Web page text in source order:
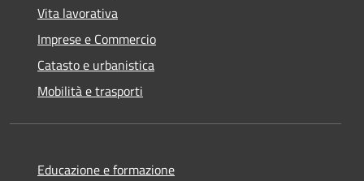
Vita lavorativa
Imprese e Commercio
Catasto e urbanistica
Mobilità e trasporti
Educazione e formazione